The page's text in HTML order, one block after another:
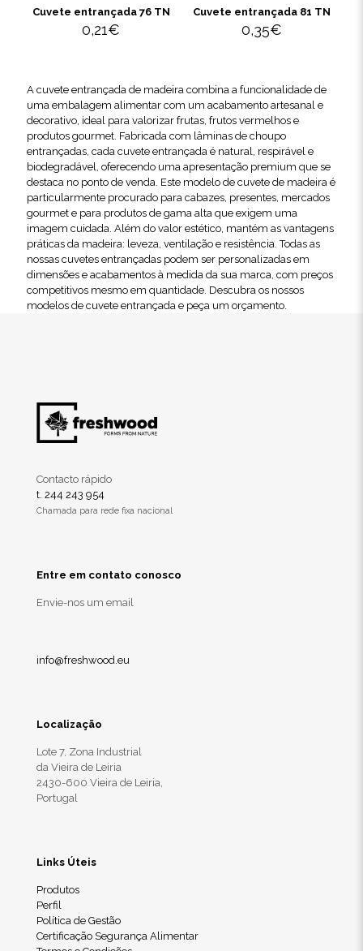
Cuvete entrançada 76 TN
0,21€
Cuvete entrançada 81 TN
0,35€
A cuvete entrançada de madeira combina a funcionalidade de
uma embalagem alimentar com um acabamento artesanal e
decorativo, ideal para valorizar frutas, frutos vermelhos e
produtos gourmet. Fabricada com lâminas de choupo
entrançadas, cada cuvete entrançada é natural, respirável e
biodegradável, oferecendo uma apresentação premium que se
destaca no ponto de venda. Este modelo de cuvete de madeira é
particularmente procurado para cabazes, presentes, mercados
gourmet e para produtos de gama alta que exigem uma
imagem cuidada. Além do valor estético, mantém as vantagens
práticas da madeira: leveza, ventilação e resistência. Todas as
nossas cuvetes entrançadas podem ser personalizadas em
dimensões e acabamentos à medida da sua marca, com preços
competitivos mesmo em quantidade. Descubra os nossos
modelos de cuvete entrançada e peça um orçamento.
Contacto rápido
t. 244 243 954
Chamada para rede fixa nacional
Entre em contato conosco
Envie-nos um email
info@freshwood.eu
Localização
Lote 7, Zona Industrial
da Vieira de Leiria
2430-600 Vieira de Leiria,
Portugal
Links Úteis
Produtos
Perfil
Política de Gestão
Certificação Segurança Alimentar